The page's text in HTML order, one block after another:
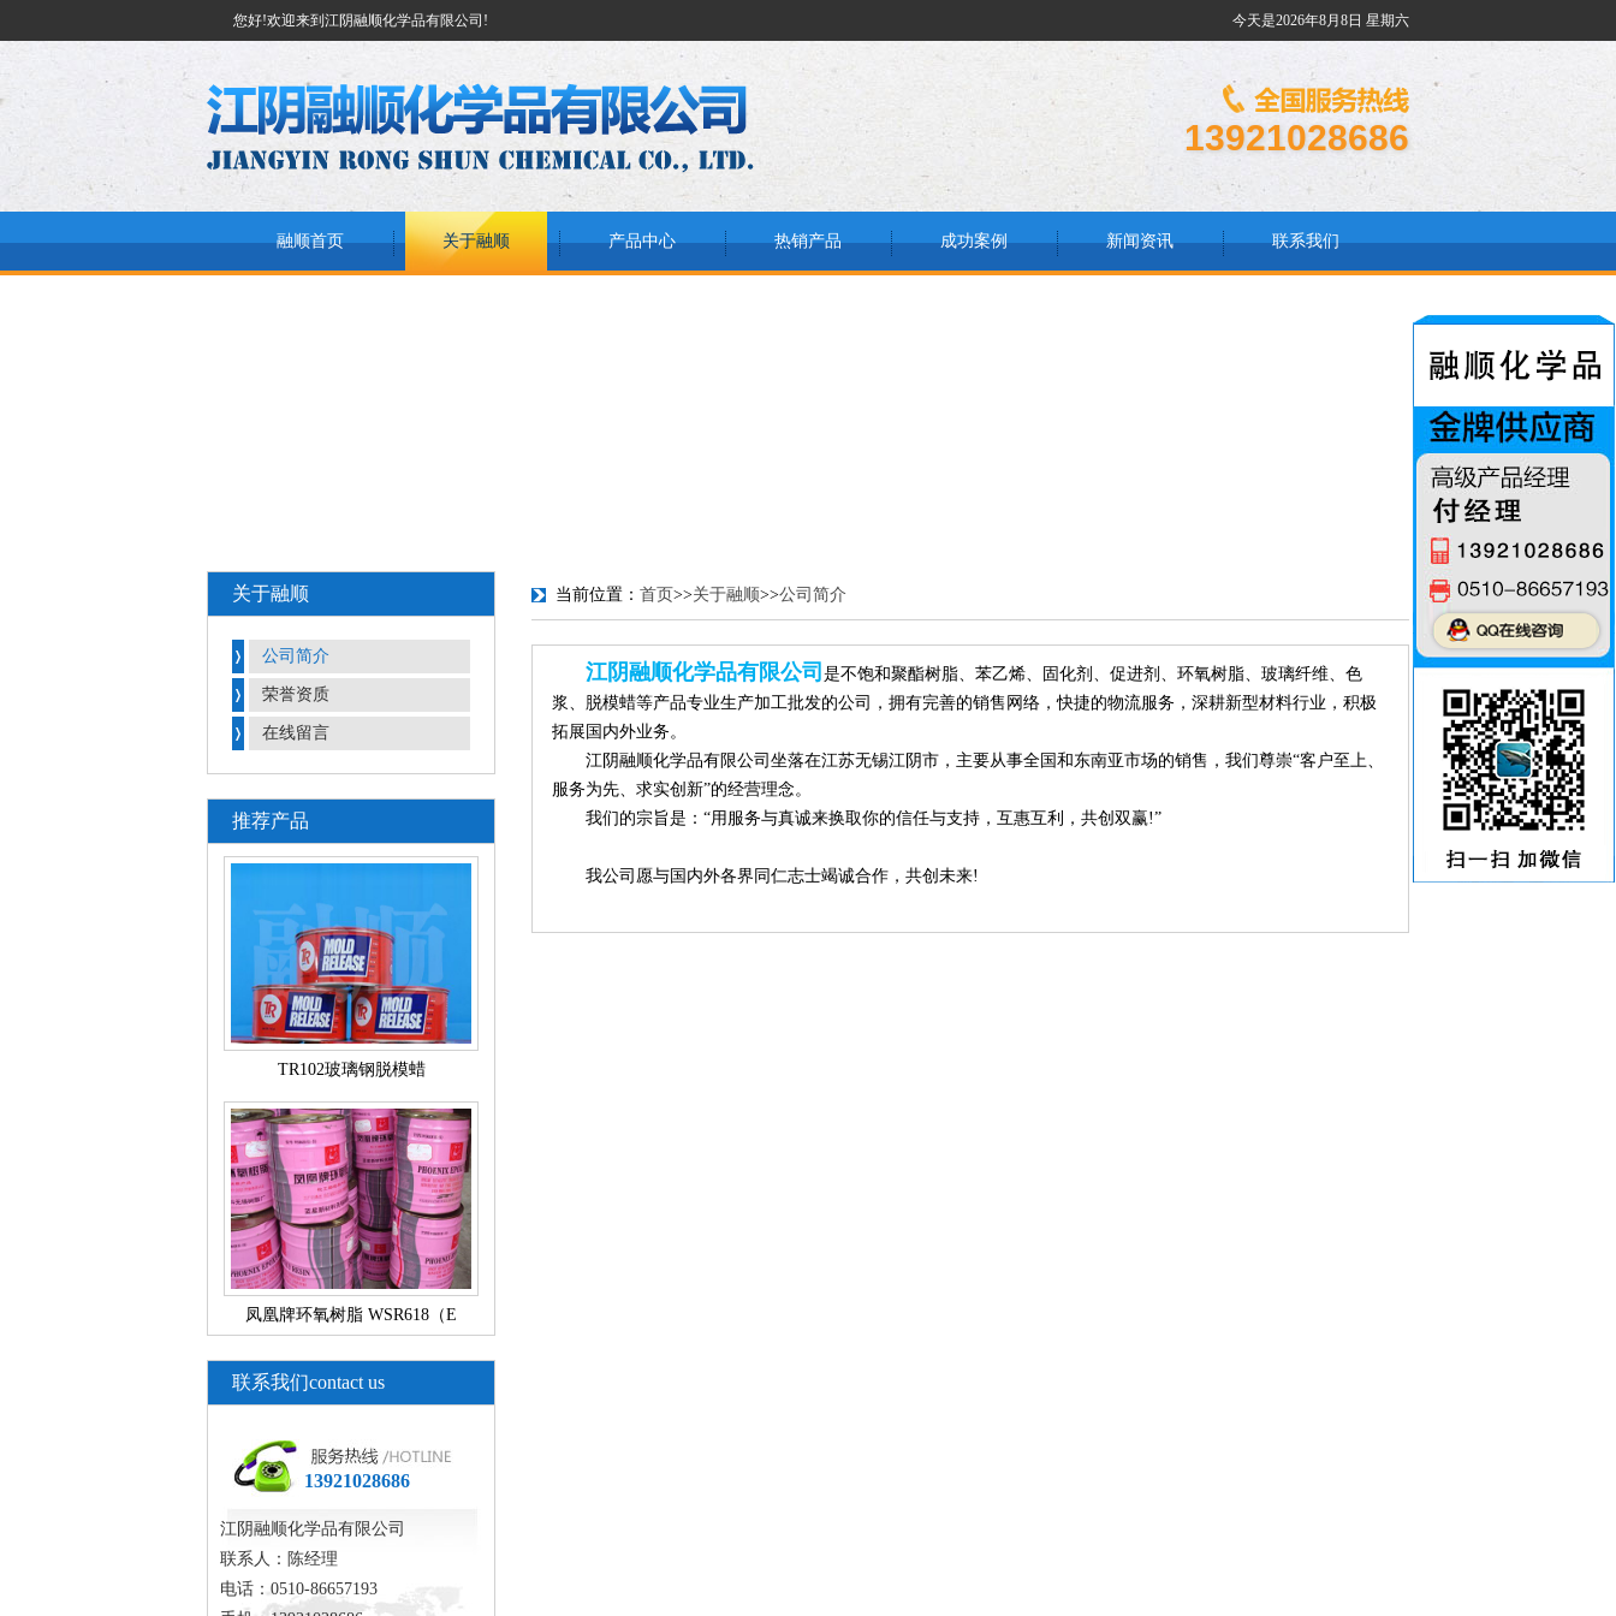
您好!欢迎来到江阴融顺化学品有限公司! 今天是2026年8月 8日 星期六
13921028686
融顺首页 关于融顺 产品中心 热销产品 成功案例 新闻资讯 联系我们
关于融顺
公司简介
荣誉资质
在线留言
推荐产品
TR102玻璃钢脱模蜡
凤凰牌环氧树脂 WSR618（E
联系我们contact us
13921028686
江阴融顺化学品有限公司
联系人：陈经理
电话：0510-86657193
当前位置： 首页>>关于融顺>>公司简介
江阴融顺化学品有限公司 是不饱和聚酯树脂、苯乙烯、固化剂、促进剂、环氧树脂、玻璃纤维、色
浆、脱模蜡等产品专业生产加工批发的公司，拥有完善的销售网络，快捷的物流服务，深耕新型材料行业，积极
拓展国内外业务。
江阴融顺化学品有限公司坐落在江苏无锡江阴市，主要从事全国和东南亚市场的销售，我们尊崇“客户至上、
服务为先、求实创新”的经营理念。
我们的宗旨是：“用服务与真诚来换取你的信任与支持，互惠互利，共创双赢!”
我公司愿与国内外各界同仁志士竭诚合作，共创未来!